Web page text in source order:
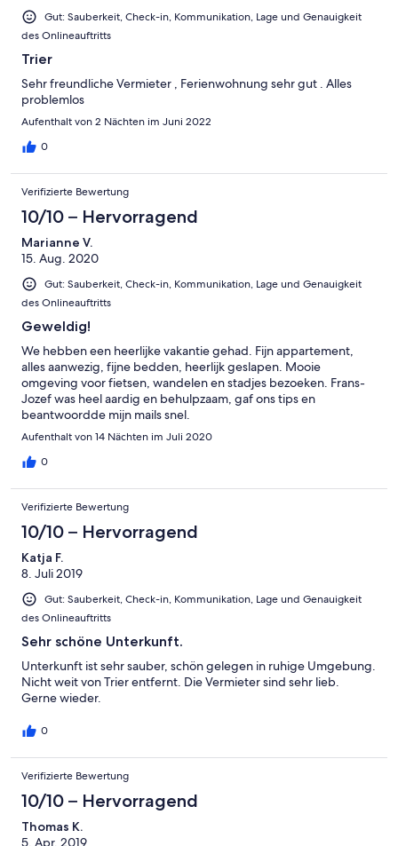
Gut: Sauberkeit, Check-in, Kommunikation, Lage und Genauigkeit
des Onlineauftritts
Trier
Sehr freundliche Vermieter , Ferienwohnung sehr gut . Alles
problemlos
Aufenthalt von 2 Nächten im Juni 2022
0
Verifizierte Bewertung
10/10 – Hervorragend
Marianne V.
15. Aug. 2020
Gut: Sauberkeit, Check-in, Kommunikation, Lage und Genauigkeit
des Onlineauftritts
Geweldig!
We hebben een heerlijke vakantie gehad. Fijn appartement,
alles aanwezig, fijne bedden, heerlijk geslapen. Mooie
omgeving voor fietsen, wandelen en stadjes bezoeken. Frans-
Jozef was heel aardig en behulpzaam, gaf ons tips en
beantwoordde mijn mails snel.
Aufenthalt von 14 Nächten im Juli 2020
0
Verifizierte Bewertung
10/10 – Hervorragend
Katja F.
8. Juli 2019
Gut: Sauberkeit, Check-in, Kommunikation, Lage und Genauigkeit
des Onlineauftritts
Sehr schöne Unterkunft.
Unterkunft ist sehr sauber, schön gelegen in ruhige Umgebung.
Nicht weit von Trier entfernt. Die Vermieter sind sehr lieb.
Gerne wieder.
0
Verifizierte Bewertung
10/10 – Hervorragend
Thomas K.
5. Apr. 2019